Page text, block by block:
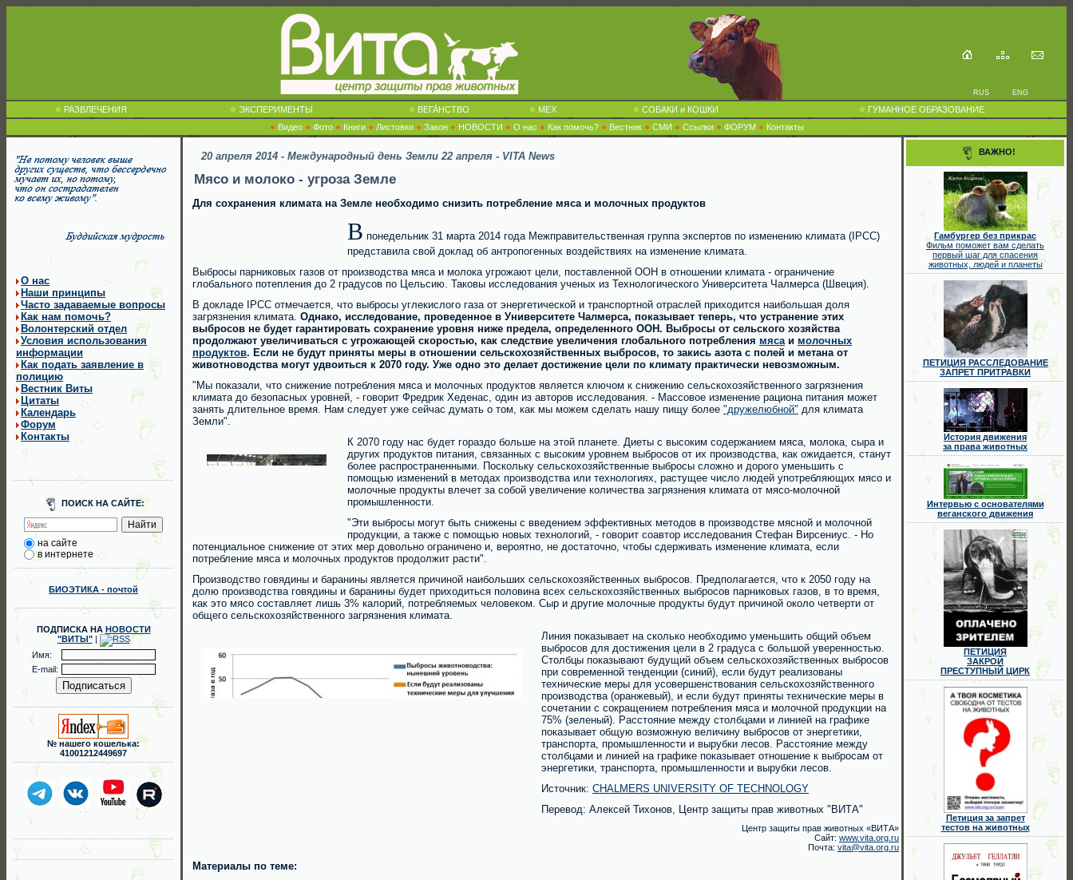
RUS ENG
РАЗВЛЕЧЕНИЯ ЭКСПЕРИМЕНТЫ ВЕГА́НСТВО МЕХ СОБАКИ и КОШКИ
ГУМАННОЕ ОБРАЗОВАНИЕ
Видео
Фото Книги Листовки Закон НОВОСТИ О нас Как помочь? Вестник СМИ Ссылки ФОРУМ Контакты
О нас
Наши принципы
Часто задаваемые вопросы
Как нам помочь?
Волонтерский отдел
Условия использования
информации
Как подать заявление в
полицию
Вестник Виты
Цитаты
Календарь
Форум
Контакты
ПОИСК НА САЙТЕ:
на сайте
в интернете
БИОЭТИКА - почтой
ПОДПИСКА НА НОВОСТИ
"ВИТЫ"|
Имя:
E-mail:
№ нашего кошелька:
41001212449697
20 апреля 2014 - Международный день Земли 22 апреля - VITA News
Мясо и молоко - угроза Земле
Для сохранения климата на Земле необходимо снизить потребление мяса и молочных продуктов
В понедельник 31 марта 2014 года Межправительственная группа экспертов по изменению климата (IPCC)
представила свой доклад об антропогенных воздействиях на изменение климата.
Выбросы парниковых газов от производства мяса и молока угрожают цели, поставленной ООН в отношении климата - ограничение
глобального потепления до 2 градусов по Цельсию. Таковы исследования ученых из Технологического Университета Чалмерса (Швеция).
В докладе IPCC отмечается, что выбросы углекислого газа от энергетической и транспортной отраслей приходится наибольшая доля
загрязнения климата. Однако, исследование, проведенное в Университете Чалмерса, показывает теперь, что устранение этих
выбросов не будет гарантировать сохранение уровня ниже предела, определенного ООН. Выбросы от сельского хозяйства
продолжают увеличиваться с угрожающей скоростью, как следствие увеличения глобального потребления мясаи молочных
продуктов. Если не будут приняты меры в отношении сельскохозяйственных выбросов, то закись азота с полей и метана от
животноводства могут удвоиться к 2070 году. Уже одно это делает достижение цели по климату практически невозможным.
"Мы показали, что снижение потребления мяса и молочных продуктов является ключом к снижению сельскохозяйственного загрязнения
климата до безопасных уровней, - говорит Фредрик Хеденас, один из авторов исследования. - Массовое изменение рациона питания может
занять длительное время. Нам следует уже сейчас думать о том, как мы можем сделать нашу пищу более "дружелюбной" для климата
Земли".
К 2070 году нас будет гораздо больше на этой планете. Диеты с высоким содержанием мяса, молока, сыра и
других продуктов питания, связанных с высоким уровнем выбросов от их производства, как ожидается, станут
более распространенными. Поскольку сельскохозяйственные выбросы сложно и дорого уменьшить с
помощью изменений в методах производства или технологиях, растущее число людей употребляющих мясо и
молочные продукты влечет за собой увеличение количества загрязнения климата от мясо-молочной
промышленности.
"Эти выбросы могут быть снижены с введением эффективных методов в производстве мясной и молочной
продукции, а также с помощью новых технологий, - говорит соавтор исследования Стефан Вирсениус. - Но
потенциальное снижение от этих мер довольно ограничено и, вероятно, не достаточно, чтобы сдерживать изменение климата, если
потребление мяса и молочных продуктов продолжит расти".
Производство говядины и баранины является причиной наибольших сельскохозяйственных выбросов. Предполагается, что к 2050 году на
долю производства говядины и баранины будет приходиться половина всех сельскохозяйственных выбросов парниковых газов, в то время,
как это мясо составляет лишь 3% калорий, потребляемых человеком. Сыр и другие молочные продукты будут причиной около четверти от
общего сельскохозяйственного загрязнения климата.
Линия показывает на сколько необходимо уменьшить общий объем
выбросов для достижения цели в 2 градуса с большой уверенностью.
Столбцы показывают будущий объем сельскохозяйственных выбросов
при современной тенденции (синий), если будут реализованы
технические меры для усовершенствования сельскохозяйственного
производства (оранжевый), и если будут приняты технические меры в
сочетании с сокращением потребления мяса и молочной продукции на
75% (зеленый). Расстояние между столбцами и линией на графике
показывает общую возможную величину выбросов от энергетики,
транспорта, промышленности и вырубки лесов. Расстояние между
столбцами и линией на графике показывает отношение к выбросам от
энергетики, транспорта, промышленности и вырубки лесов.
Источник: CHALMERS UNIVERSITY OF TECHNOLOGY
Перевод: Алексей Тихонов, Центр защиты прав животных "ВИТА"
Центр защиты прав животных «ВИТА»
Сайт: www.vita.org.ru
Почта: vita@vita.org.ru
Материалы по теме:
ВАЖНО!
Гамбургер без прикрас
Фильм поможет вам сделать
первый шаг для спасения
животных, людей и планеты
ПЕТИЦИЯ РАССЛЕДОВАНИЕ
ЗАПРЕТ ПРИТРАВКИ
История движения
за права животных
Интервью с основателями
веганского движения
ПЕТИЦИЯ
ЗАКРОЙ
ПРЕСТУПНЫЙ ЦИРК
Петиция за запрет
тестов на животных